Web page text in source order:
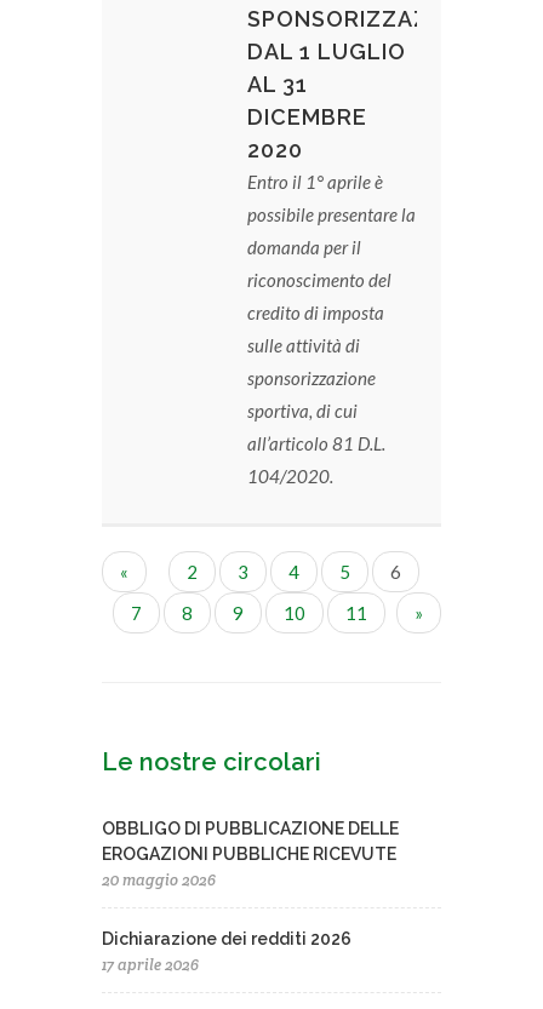
SPONSORIZZAZIONI
DAL 1 LUGLIO
AL 31
DICEMBRE
2020
Entro il 1° aprile è
possibile presentare la
domanda per il
riconoscimento del
credito di imposta
sulle attività di
sponsorizzazione
sportiva, di cui
all’articolo 81 D.L.
104/2020.
« 2 3 4 5
6
7
8 9 10 11 »
Le nostre circolari
OBBLIGO DI PUBBLICAZIONE DELLE
EROGAZIONI PUBBLICHE RICEVUTE
20 maggio 2026
Dichiarazione dei redditi 2026
17 aprile 2026